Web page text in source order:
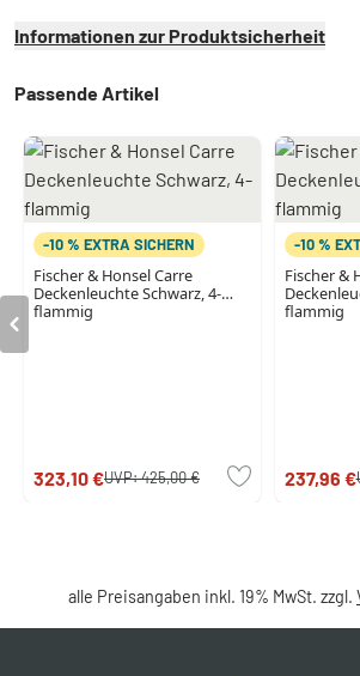
Informationen zur Produktsicherheit
Passende Artikel
-10 % EXTRA SICHERN
Fischer & Honsel Carre
Deckenleuchte Schwarz, 4-
flammig
323,10 €UVP:425,00 €
-10 %
Fischer &
flammig
237,96 €
alle Preisangaben inkl. 19% MwSt. zzgl.